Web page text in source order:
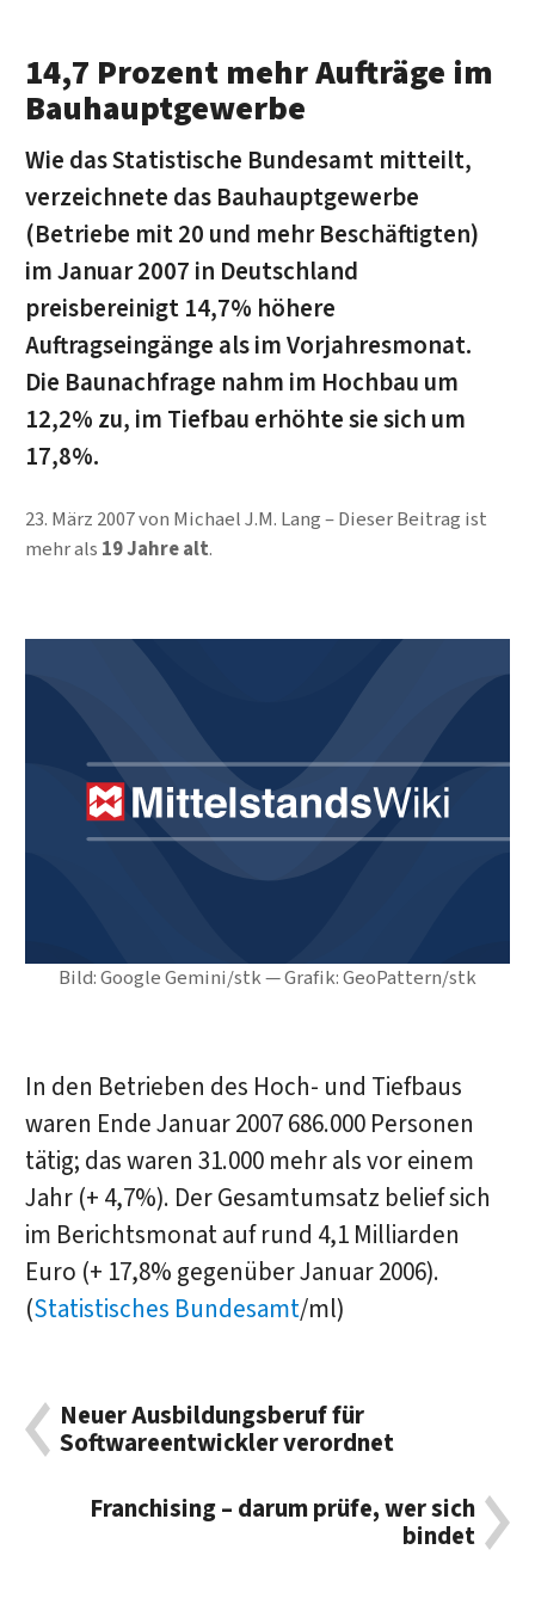
Bild: Google Gemini/stk — Grafik: GeoPattern/stk
14,7 Prozent mehr Aufträge im
Bauhauptgewerbe
Wie das Statistische Bundesamt mitteilt,
verzeichnete das Bauhaupt­gewerbe
(Betriebe mit 20 und mehr Beschäftigten)
im Januar 2007 in Deutschland
preisbereinigt 14,7% höhere
Auftragseingänge als im Vorjahresmonat.
Die Baunachfrage nahm im Hochbau um
12,2% zu, im Tiefbau erhöhte sie sich um
17,8%.
23. März 2007von Michael J.M. Lang
Dieser Beitrag ist
mehr als 19 Jahre alt.
In den Betrieben des Hoch- und Tiefbaus
waren Ende Januar 2007 686.000 Personen
tätig; das waren 31.000 mehr als vor einem
Jahr (+ 4,7%). Der Gesamtumsatz belief sich
im Berichtsmonat auf rund 4,1 Milliarden
Euro (+ 17,8% gegenüber Januar 2006).
(Statistisches Bundesamt/ml)
Neuer Ausbildungsberuf für
Softwareentwickler verordnet
Franchising – darum prüfe, wer sich
bindet